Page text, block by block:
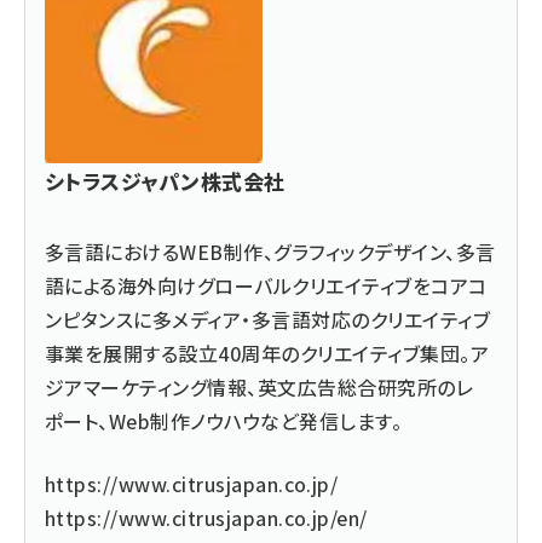
シトラスジャパン株式会社
多言語におけるWEB制作、グラフィックデザイン、多言
語による海外向けグローバルクリエイティブをコアコ
ンピタンスに多メディア・多言語対応のクリエイティブ
事業を展開する設立40周年のクリエイティブ集団。ア
ジアマーケティング情報、英文広告総合研究所のレ
ポート、Web制作ノウハウなど発信します。
https://www.citrusjapan.co.jp/
https://www.citrusjapan.co.jp/en/